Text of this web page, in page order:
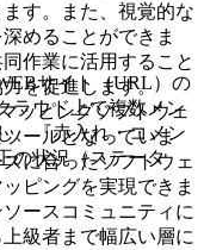
す。また、視覚的な
めることができま
作業に活用すること
を促進します。
ッピングソフトウェ
ールとなっていま
に合ったソフトウェ
ピングを実現できま
ースコミュニティに
級者まで幅広い層に
サイト（URL）の
ラウド上で複数メン
、『赤入れ・コメン
の状況（ステータ